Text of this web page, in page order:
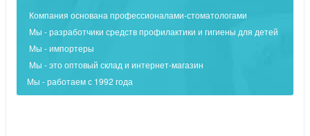
Компания основана профессионалами-стоматологами
Мы - разработчики средств профилактики и гигиены для детей
Мы - импортеры
Мы - это оптовый склад и интернет-магазин
Мы - работаем с 1992 года